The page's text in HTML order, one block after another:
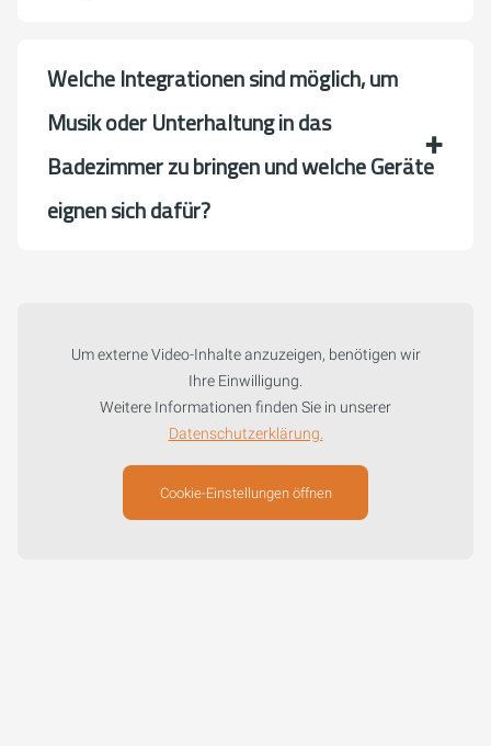
Welche Integrationen sind möglich, um
Musik oder Unterhaltung in das
Badezimmer zu bringen und welche Geräte
eignen sich dafür?
Um externe Video-Inhalte anzuzeigen, benötigen wir
Ihre Einwilligung.
Weitere Informationen finden Sie in unserer
Datenschutzerklärung.
Cookie-Einstellungen öffnen